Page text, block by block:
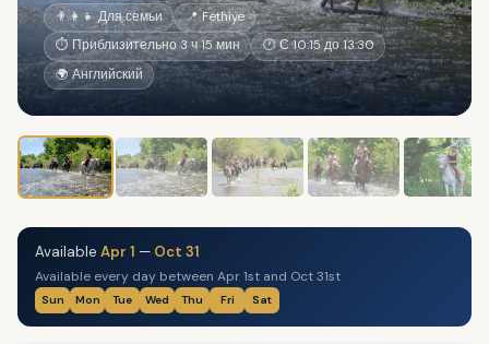
👨‍👩‍👧 Для семьи
📍 Fethiye
⏱ Приблизительно 3 ч 15 мин
🕐 С 10:15 до 13:30
🌍 Английский
Available Apr 1 — Oct 31
Available every day between Apr 1st and Oct 31st
Sun Mon Tue Wed Thu Fri Sat